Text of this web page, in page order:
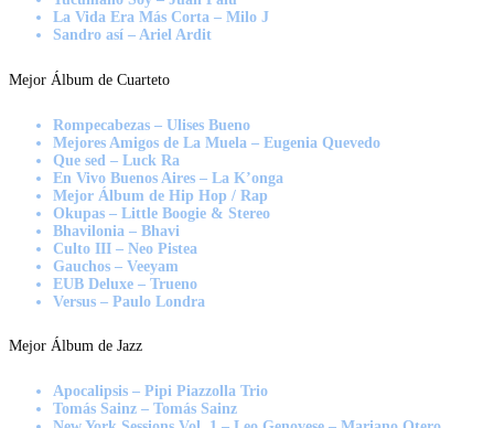
La Vida Era Más Corta – Milo J
Sandro así – Ariel Ardit
Mejor Álbum de Cuarteto
Rompecabezas – Ulises Bueno
Mejores Amigos de La Muela – Eugenia Quevedo
Que sed – Luck Ra
En Vivo Buenos Aires – La K’onga
Mejor Álbum de Hip Hop / Rap
Okupas – Little Boogie & Stereo
Bhavilonia – Bhavi
Culto III – Neo Pistea
Gauchos – Veeyam
EUB Deluxe – Trueno
Versus – Paulo Londra
Mejor Álbum de Jazz
Apocalipsis – Pipi Piazzolla Trio
Tomás Sainz – Tomás Sainz